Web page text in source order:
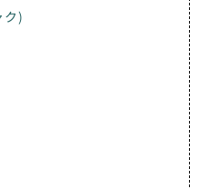
ク)